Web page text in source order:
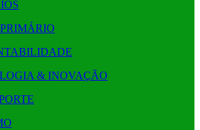
& INOVAÇÃO